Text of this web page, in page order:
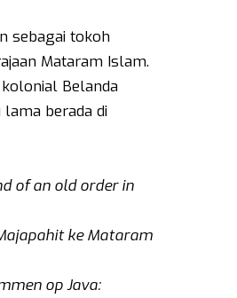
sebagai tokoh
Mataram Islam.
Belanda
berada di
of an old order in
ke Mataram
op Java: